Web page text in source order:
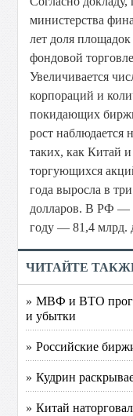
министерства
лет доля
фондовой
Увеличивается
корпораций и
покидающих
рост
таких, как Китай
торгующихся
года выросла в
долларов. В РФ —
году — 81,4 млрд.
ЧИТАЙТЕ
» МВФ и ВТО
и убытки
» Российские
» Кудрин
» Китай